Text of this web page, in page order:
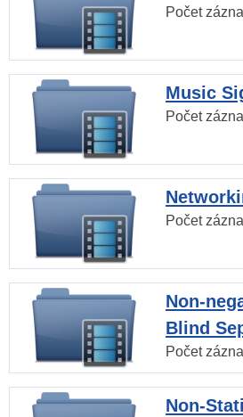
Počet
Music
Počet
Počet
Non-
Blind
Počet
Non-